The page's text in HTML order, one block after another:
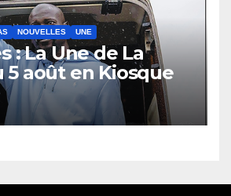
NOUVELLES UNE
: La Une de La
5 août en Kiosque